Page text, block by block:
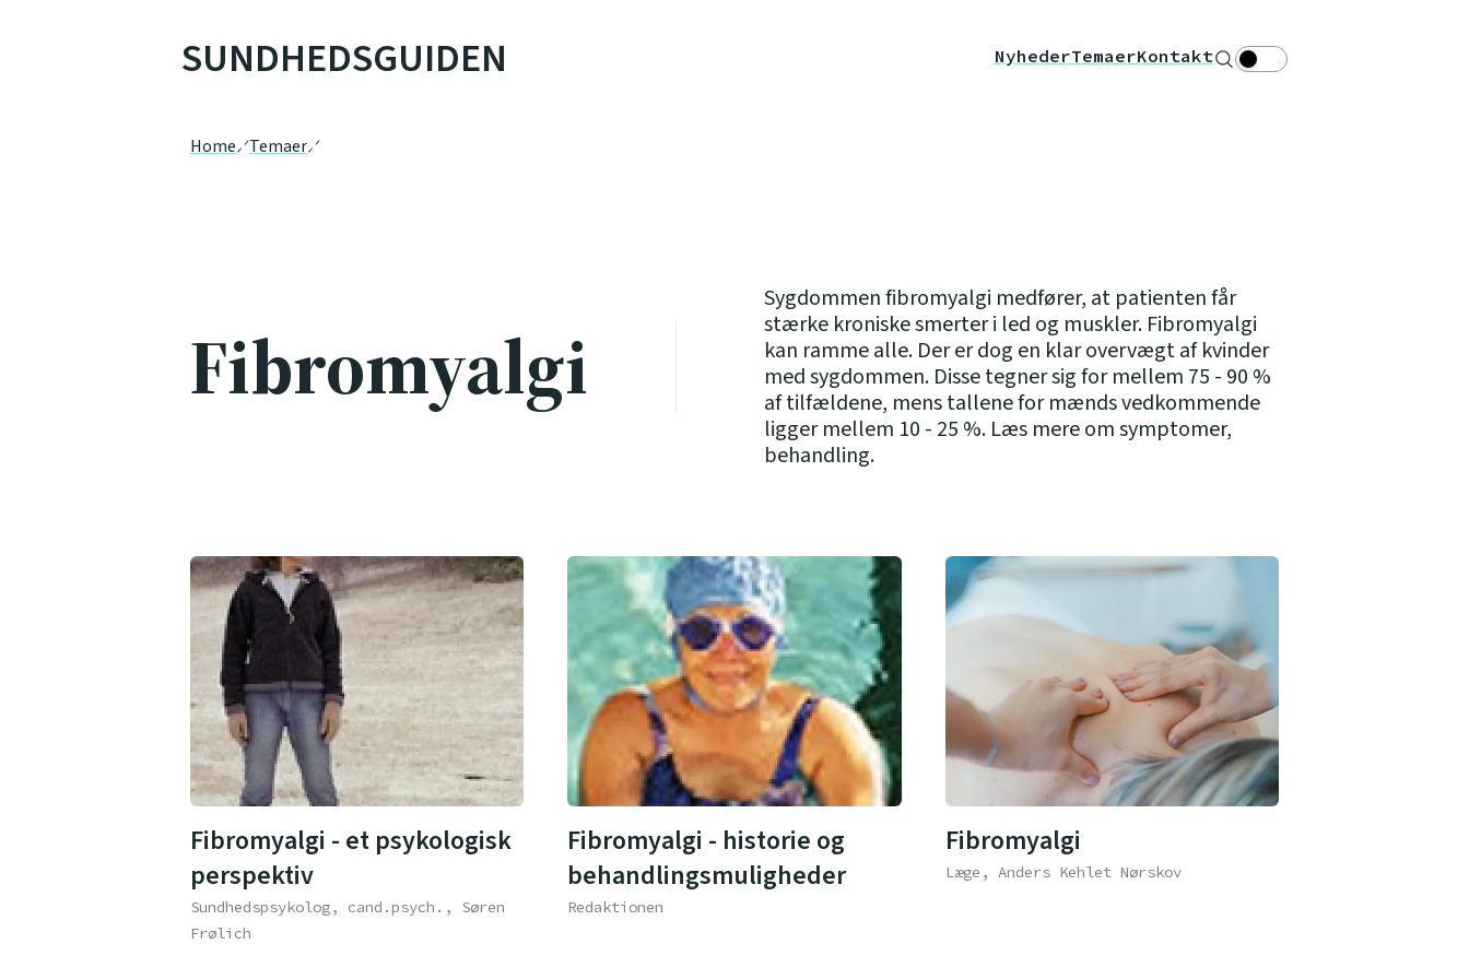
SUNDHEDSGUIDEN NyhederTemaerKontakt Søg Theme toggle
Home Temaer
Fibromyalgi
Sygdommen fibromyalgi medfører, at patienten får
stærke kroniske smerter i led og muskler. Fibromyalgi
kan ramme alle. Der er dog en klar overvægt af kvinder
med sygdommen. Disse tegner sig for mellem 75 - 90 %
af tilfældene, mens tallene for mænds vedkommende
ligger mellem 10 - 25 %. Læs mere om symptomer,
behandling.
Fibromyalgi - et psykologisk
perspektiv
Sundhedspsykolog, cand.psych., Søren
Frølich
Fibromyalgi - historie og
behandlingsmuligheder
Redaktionen
Fibromyalgi
Læge, Anders Kehlet Nørskov